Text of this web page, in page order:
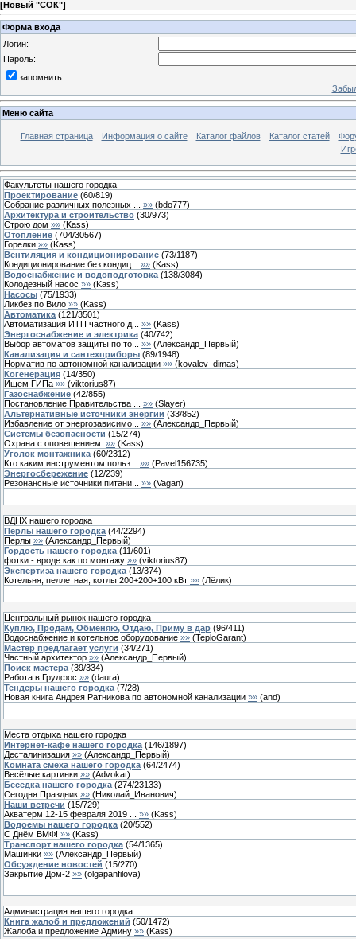
[Новый "СОК"]
Форма входа
Логин:
Пароль:
запомнить
Меню сайта
Главная страница Информация о сайте Каталог файлов Каталог статей
Факультеты нашего городка
Проектирование (60/819)
Собрание различных полезных ...
»» (bdo777)
Архитектура и строительство (30/973)
Строю дом »» (Kass)
Отопление (704/30567)
Горелки »» (Kass)
Вентиляция и кондиционирование (73/1187)
Кондиционирование без кондиц...
»» (Kass)
Водоснабжение и водоподготовка (138/3084)
Колодезный насос »» (Kass)
Насосы (75/1933)
Ликбез по Вило »» (Kass)
Автоматика (121/3501)
Автоматизация ИТП частного д...
»» (Kass)
Энергоснабжение и электрика (40/742)
Выбор автоматов защиты по то...
»» (Александр_Первый)
Канализация и сантехприборы (89/1948)
Норматив по автономной канализации »» (kovalev_dimas)
Когенерация (14/350)
Ищем ГИПа »» (viktorius87)
Газоснабжение (42/855)
Постановление Правительства ...
»» (Slayer)
Альтернативные источники энергии (33/852)
Избавление от энергозависимо...
»» (Александр_Первый)
Системы безопасности (15/274)
Охрана с оповещением. »» (Kass)
Уголок монтажника (60/2312)
Кто каким инструментом польз...
»» (Pavel156735)
Энергосбережение (12/239)
Резонансные источники питани...
»» (Vagan)
ВДНХ нашего городка
Перлы нашего городка (44/2294)
Перлы »» (Александр_Первый)
Гордость нашего городка (11/601)
фотки - вроде как по монтажу »» (viktorius87)
Экспертиза нашего городка (13/374)
Котельня, пеллетная, котлы 200+200+100 кВт »» (Лёлик)
Центральный рынок нашего городка
Куплю, Продам, Обменяю, Отдаю, Приму в дар (96/411)
Водоснабжение и котельное оборудование »» (TeploGarant)
Мастер предлагает услуги (34/271)
Частный архитектор »» (Александр_Первый)
Поиск мастера (39/334)
Работа в Грудфос »» (daura)
Тендеры нашего городка (7/28)
Новая книга Андрея Ратникова по автономной канализации »» (and)
Места отдыха нашего городка
Интернет-кафе нашего городка (146/1897)
Десталинизация »» (Александр_Первый)
Комната смеха нашего городка (64/2474)
Весёлые картинки »» (Advokat)
Беседка нашего городка (274/23133)
Сегодня Праздник »» (Николай_Иванович)
Наши встречи (15/729)
Акватерм 12-15 февраля 2019 ...
»» (Kass)
Водоемы нашего городка (20/552)
С Днём ВМФ! »» (Kass)
Транспорт нашего городка (54/1365)
Машинки »» (Александр_Первый)
Обсуждение новостей (15/270)
Закрытие Дом-2 »» (olgapanfilova)
Администрация нашего городка
Книга жалоб и предложений (50/1472)
Жалоба и предложение Админу »» (Kass)